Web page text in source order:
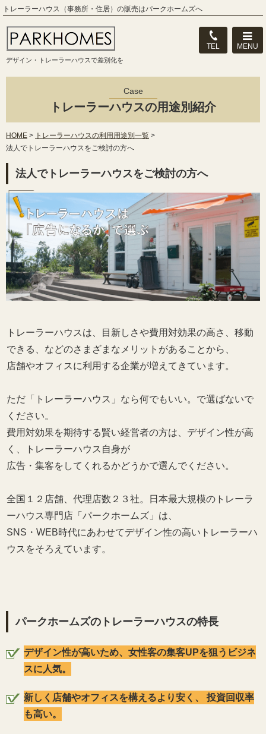
トレーラーハウス（事務所・住居）の販売はパークホームズへ
デザイン・トレーラーハウスで差別化を
TEL MENU
Case
トレーラーハウスの用途別紹介
HOME > トレーラーハウスの利用用途別一覧 >
法人でトレーラーハウスをご検討の方へ
法人でトレーラーハウスをご検討の方へ
トレーラーハウスは、目新しさや費用対効果の高さ、移動
できる、などのさまざまなメリットがあることから、
店舗やオフィスに利用する企業が増えてきています。
ただ「トレーラーハウス」なら何でもいい。で選ばないで
ください。
費用対効果を期待する賢い経営者の方は、デザイン性が高
く、トレーラーハウス自身が
広告・集客をしてくれるかどうかで選んでください。
全国１２店舗、代理店数２３社。日本最大規模のトレーラ
ーハウス専門店「パークホームズ」は、
SNS・WEB時代にあわせてデザイン性の高いトレーラーハ
ウスをそろえています。
パークホームズのトレーラーハウスの特長
デザイン性が高いため、女性客の集客UPを狙うビジネ
スに人気。
新しく店舗やオフィスを構えるより安く、 投資回収率
も高い。